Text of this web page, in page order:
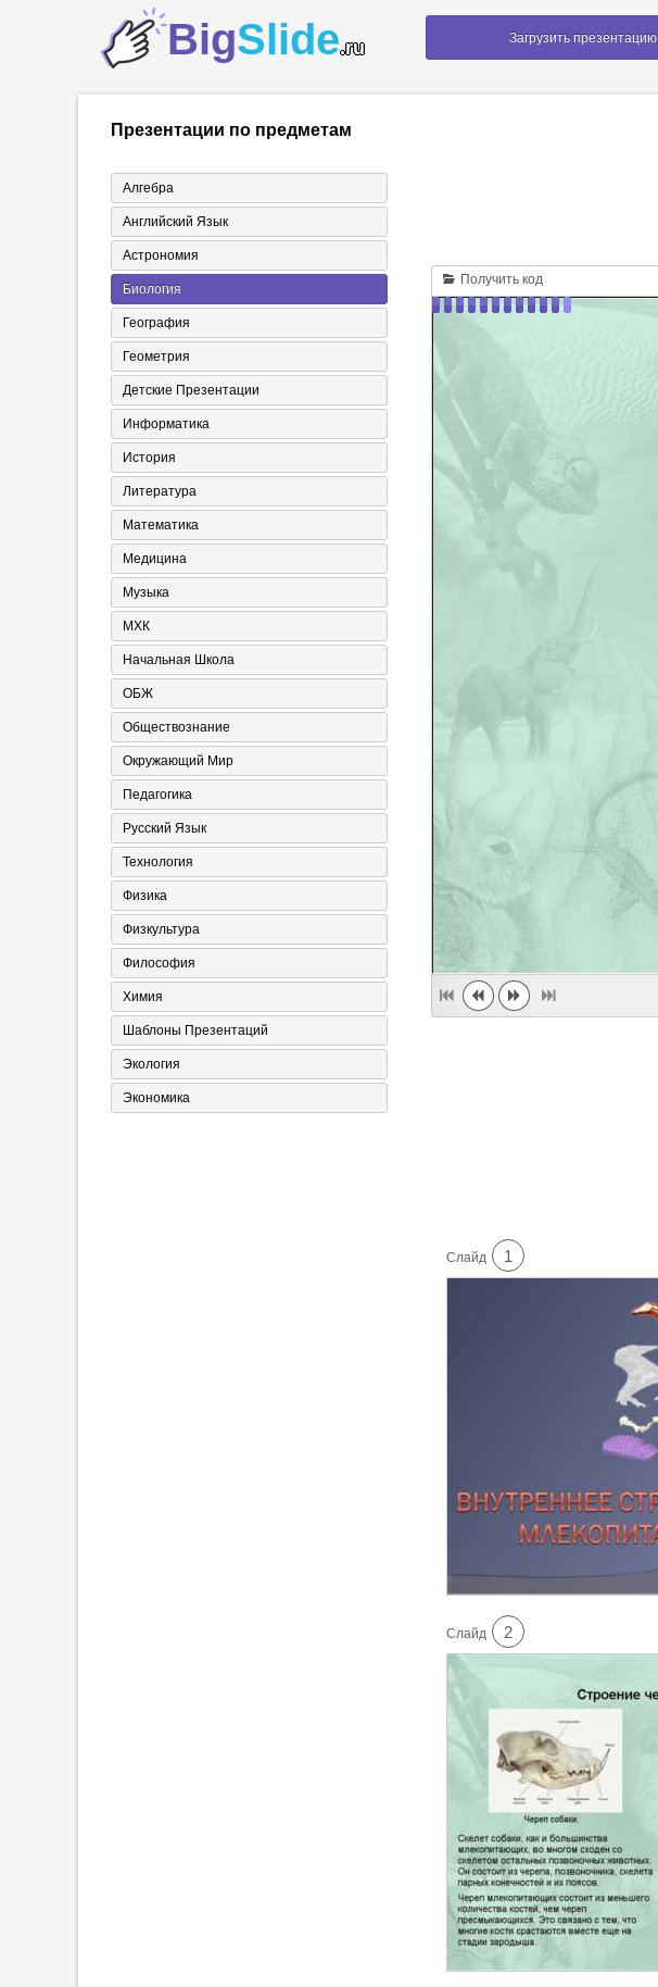
BigSlide.ru Загрузить презентацию
Презентации по предметам
Алгебра
Английский Язык
Астрономия
Биология
География
Геометрия
Детские Презентации
Информатика
История
Литература
Математика
Медицина
Музыка
МХК
Начальная Школа
ОБЖ
Обществознание
Окружающий Мир
Педагогика
Русский Язык
Технология
Физика
Физкультура
Философия
Химия
Шаблоны Презентаций
Экология
Экономика
Получить код
Cлайд 1
Cлайд 2